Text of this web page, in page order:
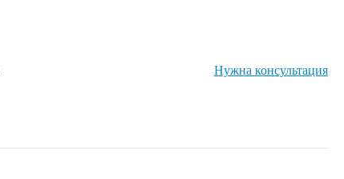
Нужна консультация